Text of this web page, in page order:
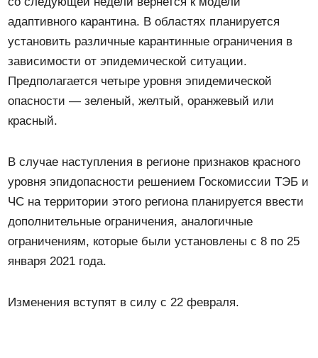
адаптивного карантина. В областях планируется
установить различные карантинные ограничения в
зависимости от эпидемической ситуации.
Предполагается четыре уровня эпидемической
опасности — зеленый, желтый, оранжевый или
красный.
В случае наступления в регионе признаков красного
уровня эпидопасности решением Госкомиссии ТЭБ и
ЧС на территории этого региона планируется ввести
дополнительные ограничения, аналогичные
ограничениям, которые были установлены с 8 по 25
января 2021 года.
Изменения вступят в силу с 22 февраля.